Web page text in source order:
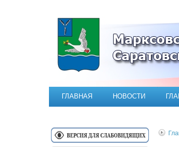
Официальный сайт
ГЛАВНАЯ НОВОСТИ